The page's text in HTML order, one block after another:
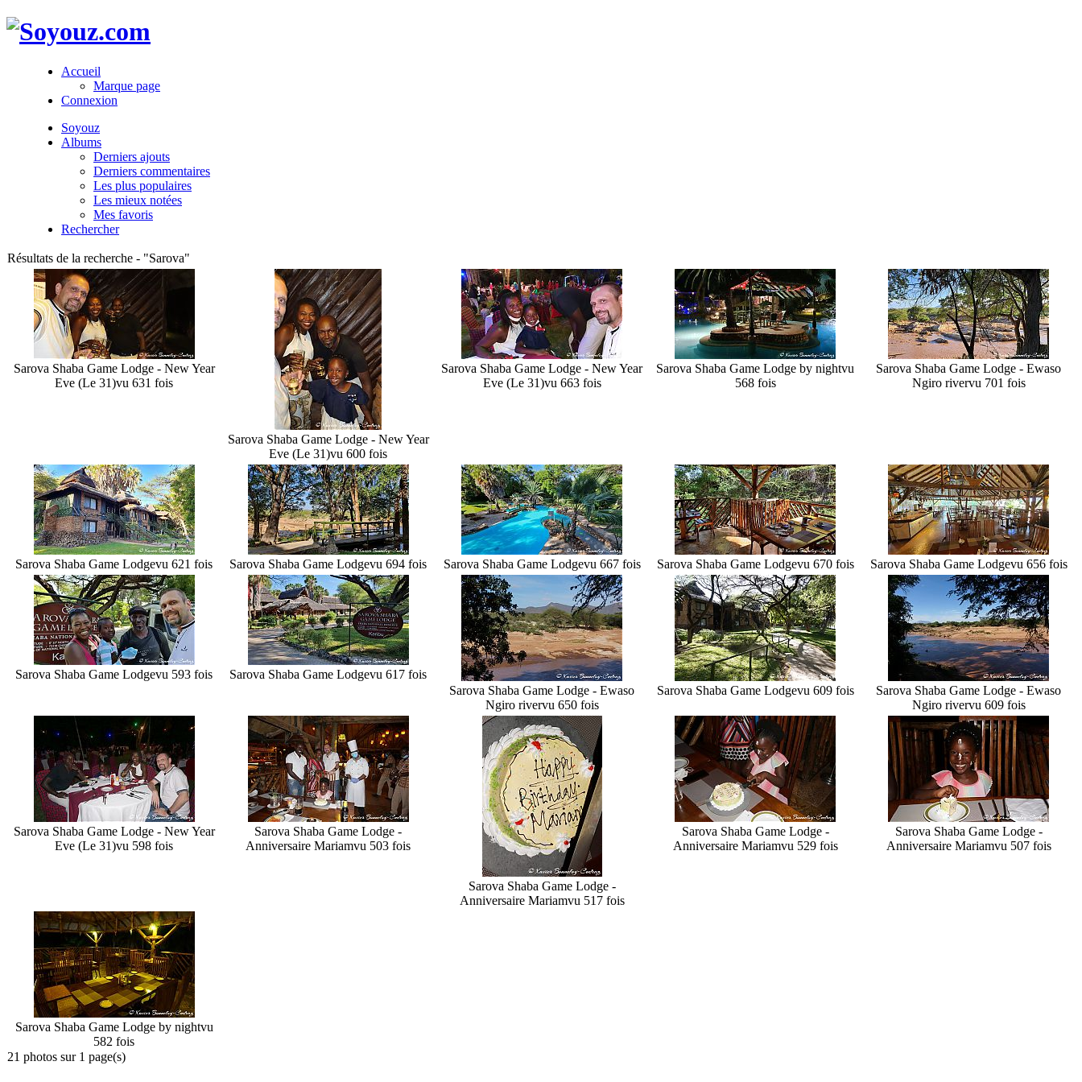
Accueil
Marque page
Connexion
Soyouz
Albums
Derniers ajouts
Derniers commentaires
Les plus populaires
Les mieux notées
Mes favoris
Rechercher
Résultats de la recherche - "Sarova"
Sarova Shaba Game Lodge - New Year
Eve (Le 31)vu 631 fois
Sarova Shaba Game Lodge - New Year
Eve (Le 31)vu 600 fois
Sarova Shaba Game Lodge - New Year
Eve (Le 31)vu 663 fois
Sarova Shaba Game Lodge by nightvu
568 fois
Sarova Shaba Game Lodge - Ewaso
Ngiro rivervu 701 fois
Sarova Shaba Game Lodgevu 621 fois Sarova Shaba Game Lodgevu 694 fois Sarova Shaba Game Lodgevu 667 fois Sarova Shaba Game Lodgevu 670 fois Sarova Shaba Game Lodgevu 656 fois
Sarova Shaba Game Lodgevu 593 fois Sarova Shaba Game Lodgevu 617 fois
Sarova Shaba Game Lodge - Ewaso
Ngiro rivervu 650 fois
Sarova Shaba Game Lodgevu 609 fois
Sarova Shaba Game Lodge - Ewaso
Ngiro rivervu 609 fois
Sarova Shaba Game Lodge - New Year
Eve (Le 31)vu 598 fois
Sarova Shaba Game Lodge -
Anniversaire Mariamvu 503 fois
Sarova Shaba Game Lodge -
Anniversaire Mariamvu 517 fois
Sarova Shaba Game Lodge -
Anniversaire Mariamvu 529 fois
Sarova Shaba Game Lodge -
Anniversaire Mariamvu 507 fois
Sarova Shaba Game Lodge by nightvu
582 fois
21 photos sur 1 page(s)